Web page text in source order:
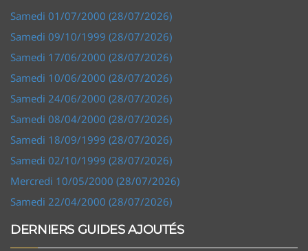
Samedi 01/07/2000 (28/07/2026)
Samedi 09/10/1999 (28/07/2026)
Samedi 17/06/2000 (28/07/2026)
Samedi 10/06/2000 (28/07/2026)
Samedi 24/06/2000 (28/07/2026)
Samedi 08/04/2000 (28/07/2026)
Samedi 18/09/1999 (28/07/2026)
Samedi 02/10/1999 (28/07/2026)
Mercredi 10/05/2000 (28/07/2026)
Samedi 22/04/2000 (28/07/2026)
DERNIERS GUIDES AJOUTÉS